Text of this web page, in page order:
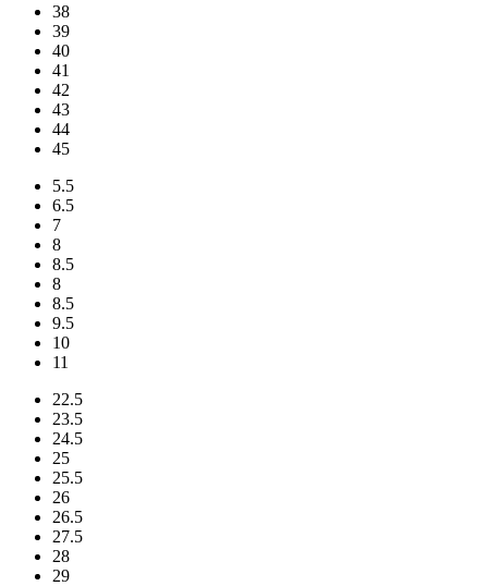
38
39
40
41
42
43
44
45
5.5
6.5
7
8
8.5
8
8.5
9.5
10
11
22.5
23.5
24.5
25
25.5
26
26.5
27.5
28
29